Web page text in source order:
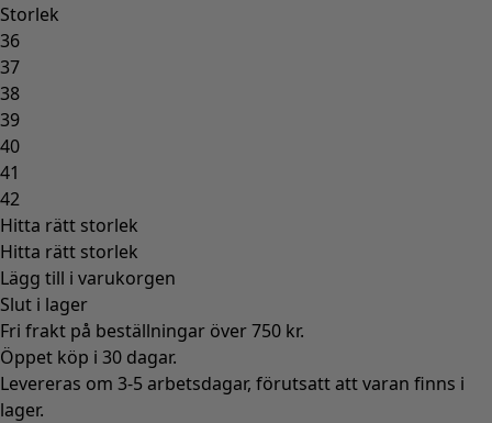
Storlek
36
37
38
39
40
41
42
Hitta rätt storlek
Hitta rätt storlek
Lägg till i varukorgen
Slut i lager
Fri frakt på beställningar över 750 kr.
Öppet köp i 30 dagar.
Levereras om 3-5 arbetsdagar, förutsatt att varan finns i
lager.